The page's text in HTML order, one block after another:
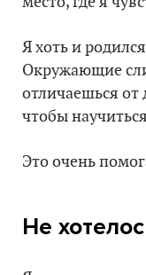
Я хоть и
Окружающие
отличаешься от
чтобы
Это очень
Не